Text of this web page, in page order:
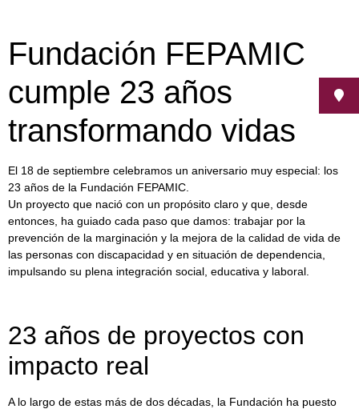
Fundación FEPAMIC
cumple 23 años
transformando vidas
El 18 de septiembre celebramos un aniversario muy especial: los
23 años de la Fundación FEPAMIC.
Un proyecto que nació con un propósito claro y que, desde
entonces, ha guiado cada paso que damos: trabajar por la
prevención de la marginación y la mejora de la calidad de vida de
las personas con discapacidad y en situación de dependencia,
impulsando su plena integración social, educativa y laboral.
23 años de proyectos con
impacto real
A lo largo de estas más de dos décadas, la Fundación ha puesto